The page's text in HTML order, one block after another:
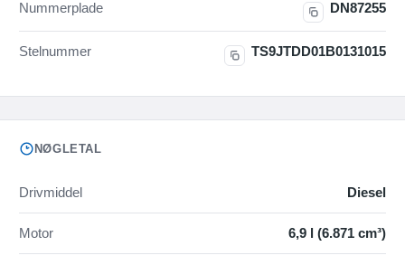
Nummerplade DN87255
Stelnummer TS9JTDD01B0131015
NØGLETAL
Drivmiddel Diesel
Motor 6,9 l (6.871 cm³)